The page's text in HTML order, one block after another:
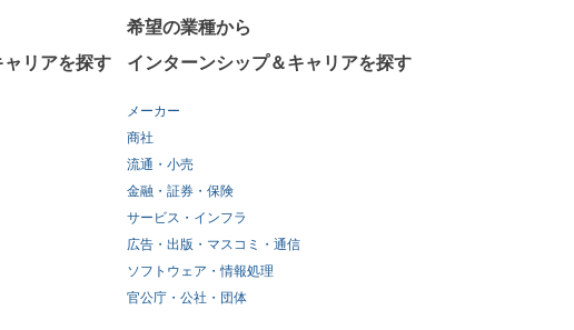
リアを探す
希望の業種から
インターンシップ＆キャリアを探す
メーカー
商社
流通・小売
金融・証券・保険
サービス・インフラ
広告・出版・マスコミ・通信
ソフトウェア・情報処理
官公庁・公社・団体